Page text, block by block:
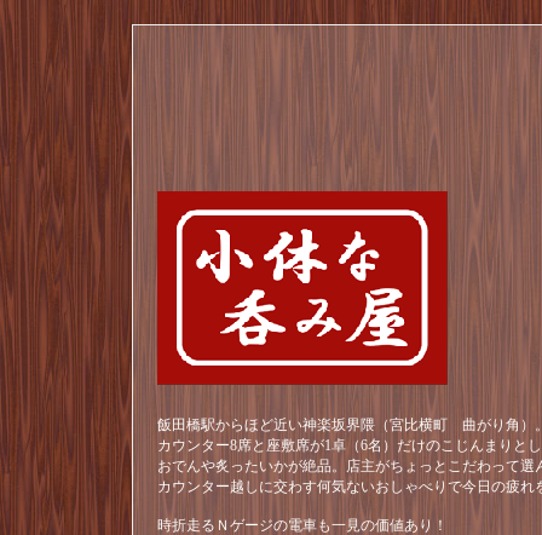
飯田橋駅からほど近い神楽坂界隈（宮比横町 曲がり角）
カウンター8席と座敷席が1卓（6名）だけのこじんまりと
おでんや炙ったいかが絶品。店主がちょっとこだわって
カウンター越しに交わす何気ないおしゃべりで今日の疲れ
時折走るＮゲージの電車も一見の価値あり！